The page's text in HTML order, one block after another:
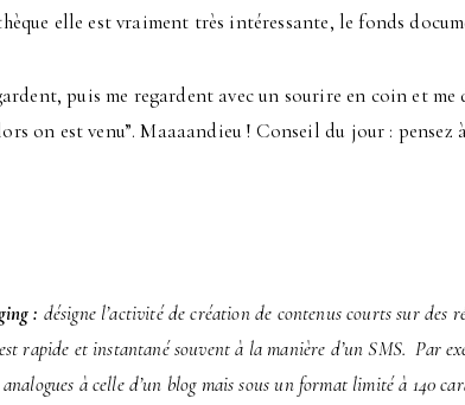
elle est vraiment très intéressante, le fonds
puis me regardent avec un sourire en coin et
on est venu”. Maaaandieu ! Conseil du jour :
: désigne l’activité de création de contenus courts sur des
rapide et instantané souvent à la manière d’un SMS. Par
à celle d’un blog mais sous un format limité à 140